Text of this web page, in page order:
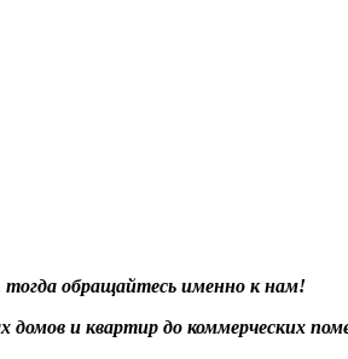
тогда обращайтесь именно к нам!
и квартир до коммерческих